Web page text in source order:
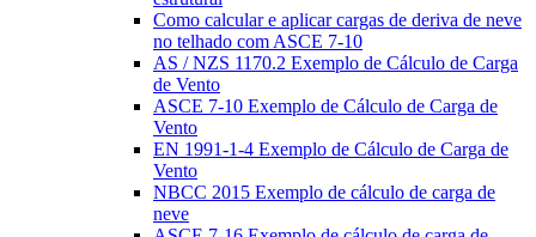
Como calcular e aplicar cargas de deriva de neve
no telhado com ASCE 7-10
AS / NZS 1170.2 Exemplo de Cálculo de Carga
de Vento
ASCE 7-10 Exemplo de Cálculo de Carga de
Vento
EN 1991-1-4 Exemplo de Cálculo de Carga de
Vento
NBCC 2015 Exemplo de cálculo de carga de
neve